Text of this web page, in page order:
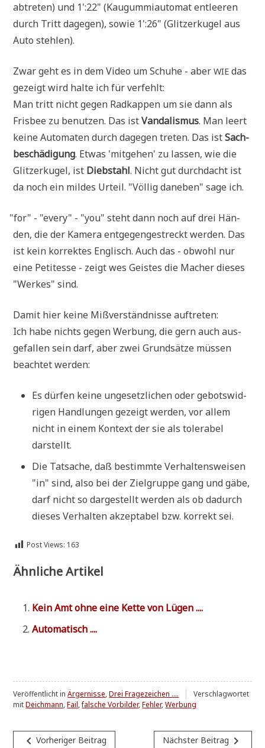
abtre­ten) und 1':22" (Kau­gum­mi­au­to­mat ent­lee­ren
durch Tritt dage­gen), sowie 1':26" (Glit­zer­ku­gel aus
Auto stehlen).
Zwar geht es in dem Video um Schu­he - aberWIE das
gezeigt wird hal­te ich für verfehlt:
Man tritt nicht gegen Rad­kap­pen um sie dann als
Fris­bee zu benut­zen. Das istVan­da­lis­mus. Man leert
kei­ne Auto­ma­ten durch dage­gen tre­ten. Das istSach­
be­schä­di­gung. Etwas 'mit­ge­hen' zu las­sen, wie die
Glit­zer­ku­gel, ist Dieb­stahl. Nicht gut durch­dacht ist
da noch ein mil­des Urteil. "Völ­lig dane­ben" sage ich.
"for" - "every" - "you" steht dann noch auf drei Hän­
den, die der Kame­ra ent­ge­gen­ge­streckt wer­den. Das
ist kein kor­rek­tes Eng­lisch. Auch das - obwohl nur
eine Peti­tes­se - zeigt wes Gei­stes die Macher die­ses
"Wer­kes" sind.
Damit hier kei­ne Miß­ver­ständ­nis­se auftreten:
Ich habe nichts gegen Wer­bung, die gern auch aus­
ge­fal­len sein darf, aber zwei Grund­sät­ze müs­sen
beach­tet werden:
Es dür­fen kei­ne unge­setz­li­chen oder gebots­wid­
ri­gen Hand­lun­gen gezeigt wer­den, vor allem
nicht in einem Kon­text der sie als tole­ra­bel
darstellt.
Die Tat­sa­che, daß bestimm­te Ver­hal­tens­wei­sen
"in" sind, also bei der Ziel­grup­pe gang und gäbe,
darf nicht so dar­ge­stellt wer­den als ob dadurch
die­ses Ver­hal­ten akzep­ta­bel bzw. kor­rekt sei.
Post Views: 163
Ähnliche Artikel
Kein Amt ohne eine Ket­te von Lügen ....
Auto­ma­tisch ....
Veröffentlicht inÄrgernisse,Drei Fragezeichen ....
Verschlagwortet
mitDeichmann,Fail,falsche Vorbilder,Fehler,Werbung
Beitragsnavigation
navigate_beforeVorheriger Beitrag Nächster Beitrag navigate_next